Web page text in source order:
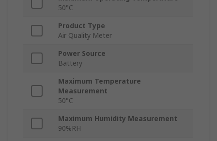
50°C
Product Type
Air Quality Meter
Power Source
Battery
Maximum Temperature
Measurement
50°C
Maximum Humidity Measurement
90%RH